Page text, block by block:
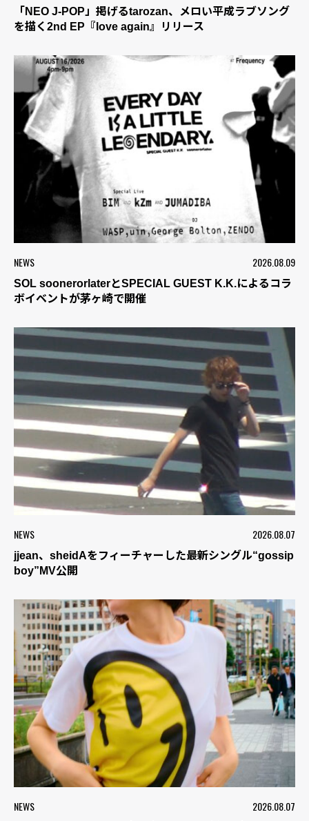
「NEO J-POP」掲げるtarozan、メロい平成ラブソング
を描く2nd EP『love again』リリース
NEWS 2026.08.09
SOL soonerorlaterとSPECIAL GUEST K.K.によるコラ
ボイベントが茅ヶ崎で開催
NEWS 2026.08.07
jjean、sheidAをフィーチャーした最新シングル“gossip
boy”MV公開
NEWS 2026.08.07